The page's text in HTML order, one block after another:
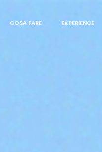
COSA FARE EXPERIENCE